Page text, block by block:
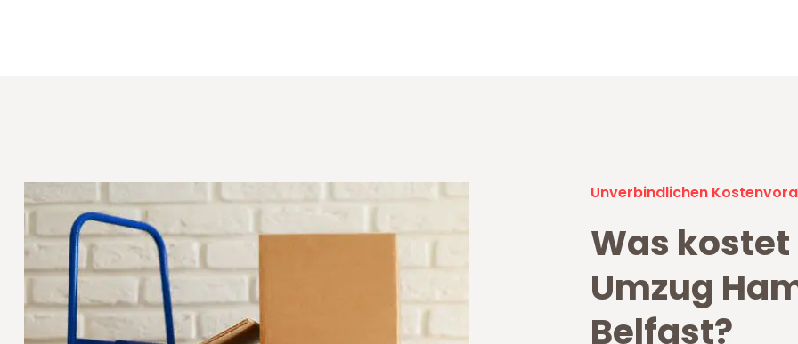
Unverbindlichen
Was kostet
Umzug
Belfast?